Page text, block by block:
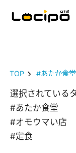
TOP #あたか食堂
選択されている
#あたか食堂
#オモウマい店
#定食